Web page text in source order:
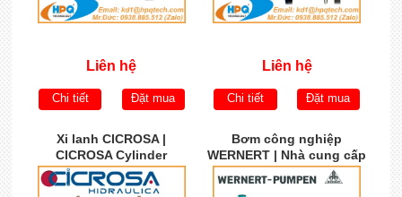
Liên hệ
Chi tiết Đặt mua
Liên hệ
Chi tiết Đặt mua
Xi lanh CICROSA |
CICROSA Cylinder
Bơm công nghiệp
WERNERT | Nhà cung cấp
WERNERT PUMPEN |
WERNERT PUMPEN Việt